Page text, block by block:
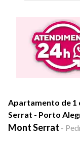
Apartamento de 1
Serrat - Porto
Mont Serrat -